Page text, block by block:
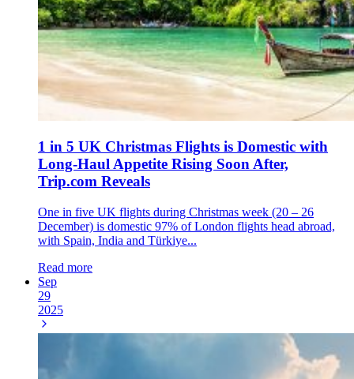
1 in 5 UK Christmas Flights is Domestic with
Long-Haul Appetite Rising Soon After,
Trip.com Reveals
One in five UK flights during Christmas week (20 – 26
December) is domestic 97% of London flights head abroad,
with Spain, India and Türkiye...
Read more
Sep
29
2025